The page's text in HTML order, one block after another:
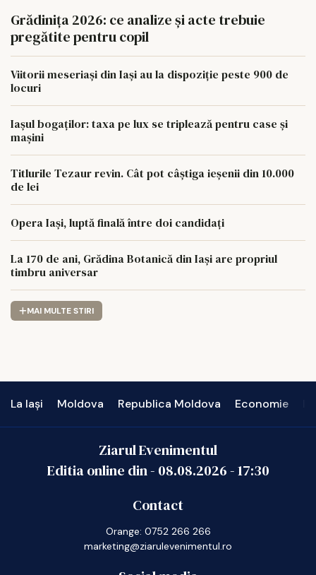
Grădinița 2026: ce analize și acte trebuie
pregătite pentru copil
Viitorii meseriași din Iași au la dispoziție peste 900 de
locuri
Iașul bogaților: taxa pe lux se triplează pentru case și
mașini
Titlurile Tezaur revin. Cât pot câștiga ieșenii din 10.000
de lei
Opera Iași, luptă finală între doi candidați
La 170 de ani, Grădina Botanică din Iași are propriul
timbru aniversar
MAI MULTE STIRI
La Iași Moldova Republica Moldova Economie
Ziarul Evenimentul
Editia online din - 08.08.2026-17:30
Contact
Orange: 0752 266 266
marketing@ziarulevenimentul.ro